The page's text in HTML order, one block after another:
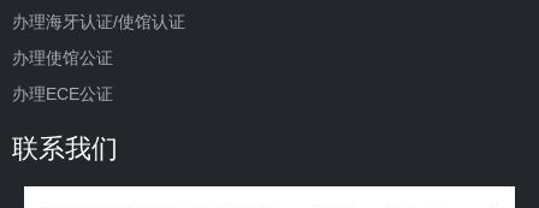
办理海牙认证/使馆认证
办理使馆公证
办理ECE公证
联系我们